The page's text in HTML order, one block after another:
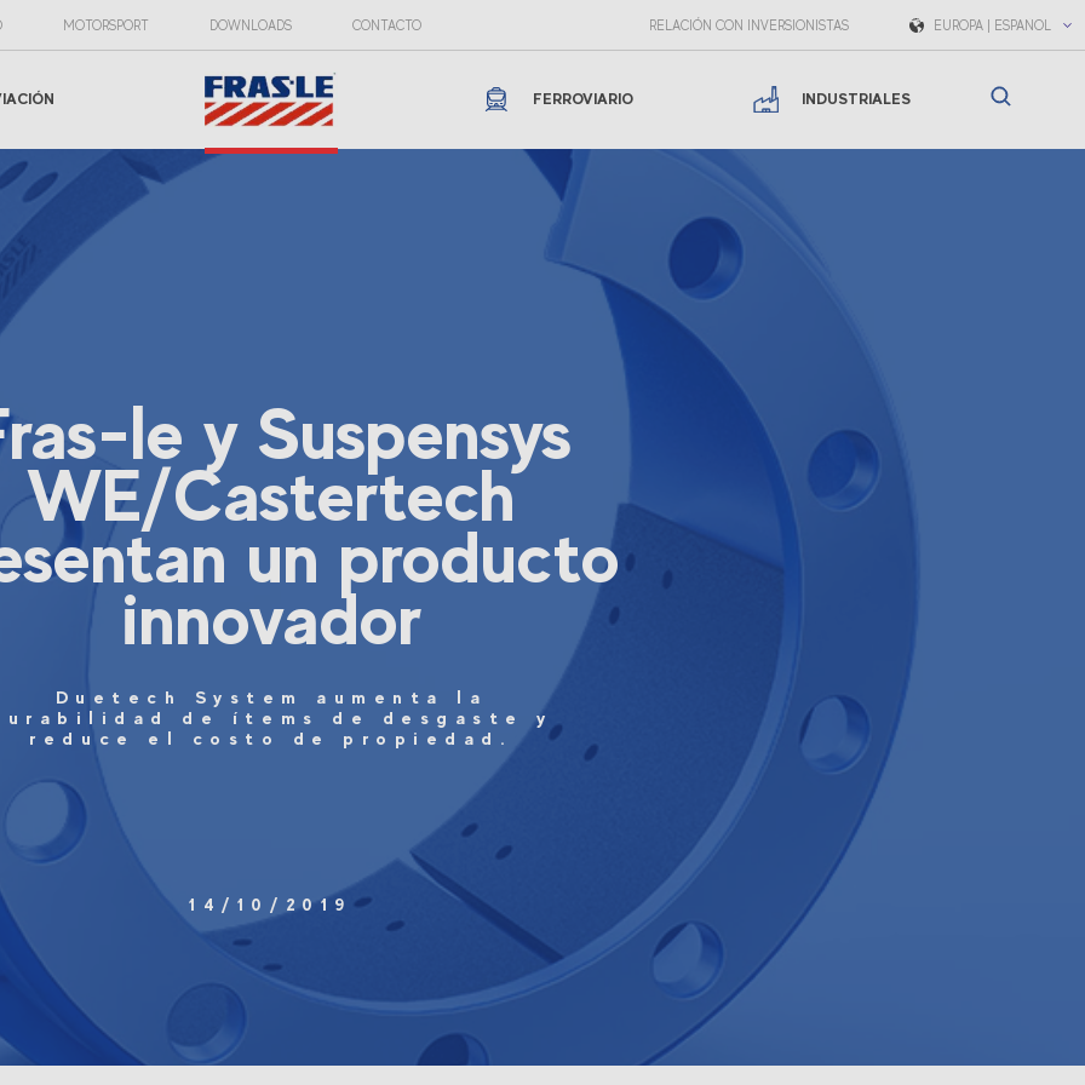
MOTORSPORT DOWNLOADS CONTACTO RELACIÓN CON INVERSIONISTAS EUROPA | ESPAÑOL
FERROVIARIO INDUSTRIALES
le y Suspensys
WE/Castertech
un producto
innovador
Duetech System aumenta la
de ítems de desgaste y
reduce el costo de propiedad.
14/10/2019